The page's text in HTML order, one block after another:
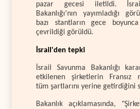
pazar gecesi iletildi.
Bakanlığı'nın yayımladığı
bazı stantların gece
çevrildiği görüldü.
İsrail'den tepki
İsrail Savunma Bakanlığı
etkilenen şirketlerin Fransız
tüm şartlarını yerine getirdiğini
Bakanlık açıklamasında,